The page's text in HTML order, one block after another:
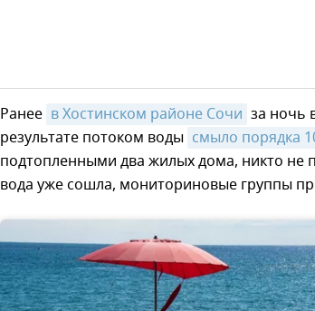
Ранее в Хостинском районе Сочи за ночь
результате потоком воды смыло порядка
подтопленными два жилых дома, никто не
вода уже сошла, мониториновые группы